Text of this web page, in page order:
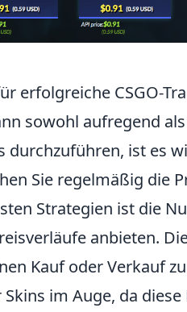
erfolgreiche CSGO-
sowohl aufregend
durchzuführen, ist es
Sie regelmäßig die
Strategien ist die
anbieten.
Kauf oder Verkauf
im Auge, da